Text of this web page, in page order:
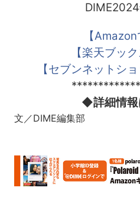
【Amazon
【楽天ブッ
【セブンネットシ
◆詳細情報
文／DIME編集部